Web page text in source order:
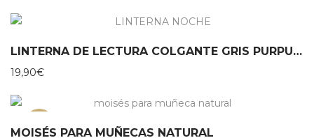
LINTERNA DE LECTURA COLGANTE GRIS PURPURINA MOSES
19,90€
MOISÉS PARA MUÑECAS NATURAL